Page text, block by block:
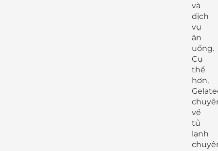
và
dịch
vụ
ăn
uống.
Cụ
thể
hơn,
về
tủ
lạnh